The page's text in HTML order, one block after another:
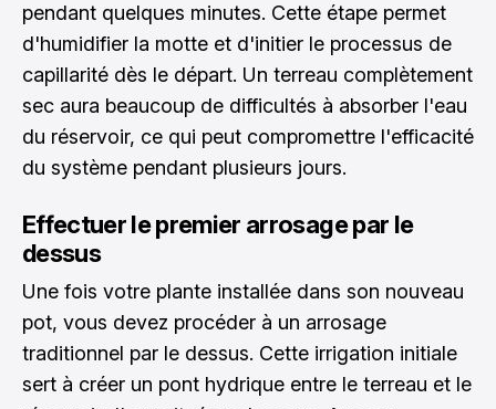
pendant quelques minutes. Cette étape permet
d'humidifier la motte et d'initier le processus de
capillarité dès le départ. Un terreau complètement
sec aura beaucoup de difficultés à absorber l'eau
du réservoir, ce qui peut compromettre l'efficacité
du système pendant plusieurs jours.
Effectuer le premier arrosage par le
dessus
Une fois votre plante installée dans son nouveau
pot, vous devez procéder à un arrosage
traditionnel par le dessus. Cette irrigation initiale
sert à créer un pont hydrique entre le terreau et le